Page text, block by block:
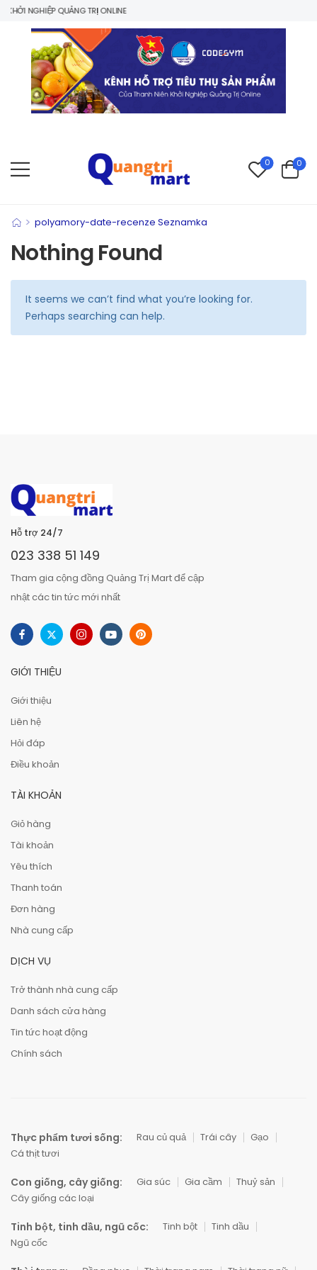
NGHIỆP QUẢNG TRỊ ONLINE
0 0
> polyamory-date-recenze Seznamka
Nothing Found
It seems we can’t find what you’re looking for.
Perhaps searching can help.
Hỗ trợ 24/7
023 338 51 149
Tham gia cộng đồng Quảng Trị Mart để cập
nhật các tin tức mới nhất
GIỚI THIỆU
Giới thiệu
Liên hệ
Hỏi đáp
Điều khoản
TÀI KHOẢN
Giỏ hàng
Tài khoản
Yêu thích
Thanh toán
Đơn hàng
Nhà cung cấp
DỊCH VỤ
Trở thành nhà cung cấp
Danh sách cửa hàng
Tin tức hoạt động
Chính sách
Thực phẩm tươi sống: Rau củ quả Trái cây
Gạo
Cá thịt tươi
Con giống, cây giống: Gia súc Gia cầm
Thuỷ sản
Cây giống các loại
Tinh bột, tinh dầu, ngũ cốc: Tinh bột
Tinh dầu
Ngũ cốc